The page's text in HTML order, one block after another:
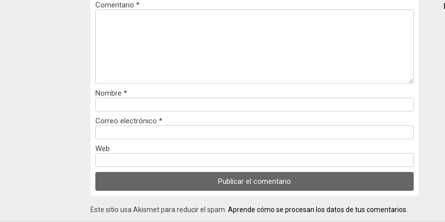
Comentario *
Nombre *
Correo electrónico *
Web
Este sitio usa Akismet para reducir el spam. Aprende cómo se procesan los datos de tus comentarios.